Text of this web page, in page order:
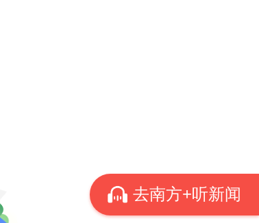
去南方+听新闻